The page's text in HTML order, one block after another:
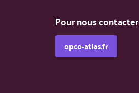
Pour nous contacter
opco-atlas.fr